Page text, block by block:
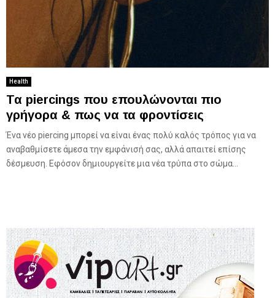
Health
Τα piercings που επουλώνονται πιο
γρήγορα & πως να τα φροντίσεις
Ένα νέο piercing μπορεί να είναι ένας πολύ καλός τρόπος για να
αναβαθμίσετε άμεσα την εμφάνισή σας, αλλά απαιτεί επίσης
δέσμευση. Εφόσον δημιουργείτε μια νέα τρύπα στο σώμα...